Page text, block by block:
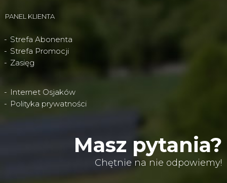
PANEL KLIENTA
Strefa Abonenta
Strefa Promocji
Zasięg
Internet Osjaków
Polityka prywatności
Masz pytania?
Chętnie na nie odpowiemy!